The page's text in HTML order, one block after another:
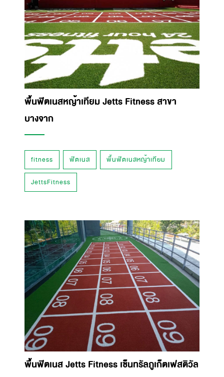
พื้นฟิตเนสหญ้าเทียม Jetts Fitness สาขา
บางจาก
fitness ฟิตเนส พื้นฟิตเนสหญ้าเทียม
JettsFitness
พื้นฟิตเนส Jetts Fitness เซ็นทรัลภูเก็ตเฟสติวัล